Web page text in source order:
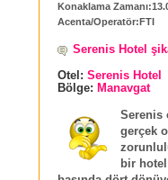
Konaklama
Acenta/Operatör:FTI
Serenis Hotel
Otel: Serenis Hotel
Bölge: Manavgat
Serenis
gerçek
bir